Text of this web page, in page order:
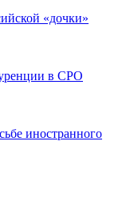
«дочки»
в СРО
иностранного